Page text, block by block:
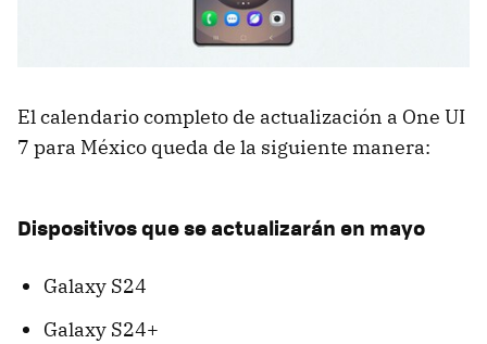
El calendario completo de actualización a One UI
7 para México queda de la siguiente manera:
Dispositivos que se actualizarán en mayo
Galaxy S24
Galaxy S24+